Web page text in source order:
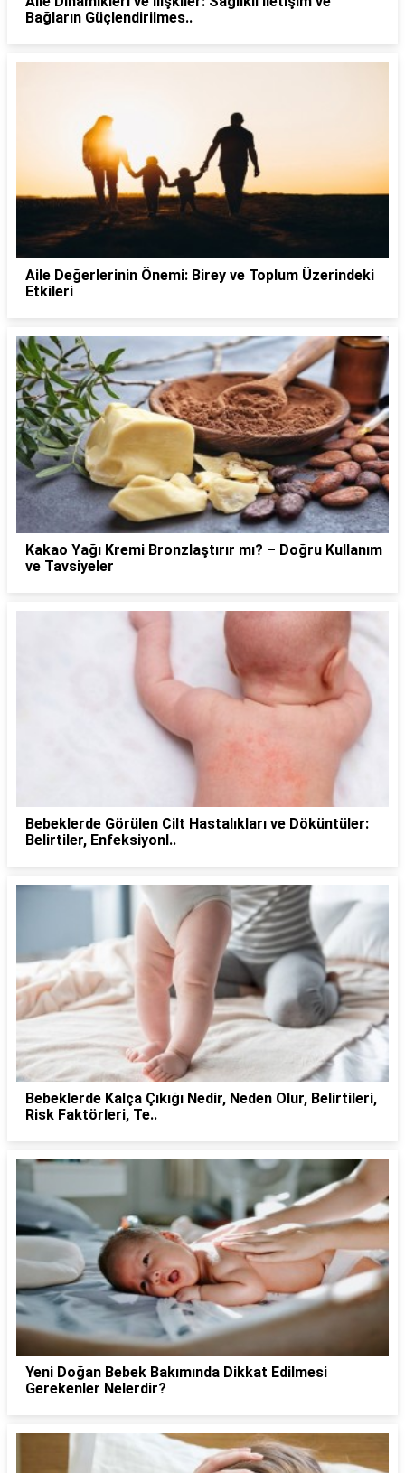
Bağların Güçlendirilmes..
Aile Değerlerinin Önemi: Birey ve Toplum Üzerindeki
Etkileri
Kakao Yağı Kremi Bronzlaştırır mı? – Doğru Kullanım
ve Tavsiyeler
Bebeklerde Görülen Cilt Hastalıkları ve Döküntüler:
Belirtiler, Enfeksiyonl..
Bebeklerde Kalça Çıkığı Nedir, Neden Olur, Belirtileri,
Risk Faktörleri, Te..
Yeni Doğan Bebek Bakımında Dikkat Edilmesi
Gerekenler Nelerdir?